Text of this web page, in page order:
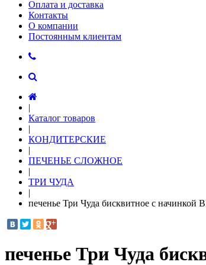
Оплата и доставка
Контакты
О компании
Постоянным клиентам
|
Каталог товаров
|
КОНДИТЕРСКИЕ
|
ПЕЧЕНЬЕ СЛОЖНОЕ
|
ТРИ ЧУДА
|
печенье Три Чуда бисквитное с
печенье Три Чуда